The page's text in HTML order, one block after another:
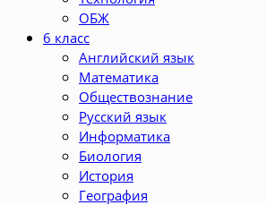
ОБЖ
6 класс
Английский язык
Математика
Обществознание
Русский язык
Информатика
Биология
История
География